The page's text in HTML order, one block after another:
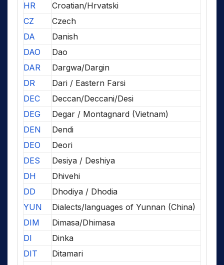
HR
Croatian/Hrvatski
CZ
Czech
DA
Danish
DAO
Dao
DAR
Dargwa/Dargin
DR
Dari / Eastern Farsi
DEC
Deccan/Deccani/Desi
DEG
Degar / Montagnard (Vietnam)
DEN
Dendi
DEO
Deori
DES
Desiya / Deshiya
DH
Dhivehi
DD
Dhodiya / Dhodia
YUN
Dialects/languages of Yunnan (China)
DIM
Dimasa/Dhimasa
DI
Dinka
DIT
Ditamari